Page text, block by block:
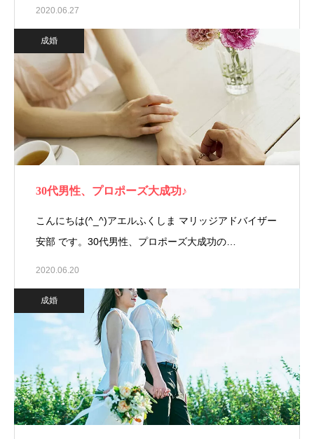
2020.06.27
成婚
30代男性、プロポーズ大成功♪
こんにちは(^_^)アエルふくしま マリッジアドバイザー
安部 です。30代男性、プロポーズ大成功の…
2020.06.20
成婚